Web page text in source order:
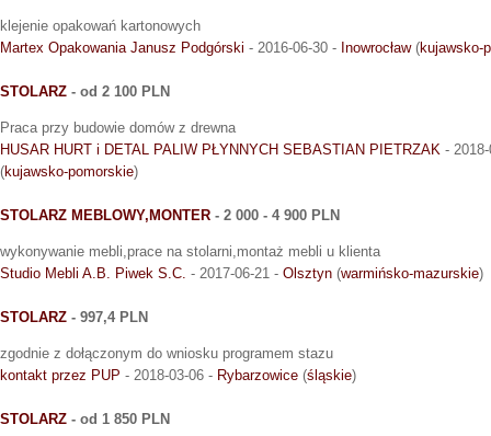
klejenie opakowań kartonowych
Martex Opakowania Janusz Podgórski - 2016-06-30 - Inowrocław(kujawsko-
STOLARZ - od 2 100 PLN
Praca przy budowie domów z drewna
HUSAR HURT i DETAL PALIW PŁYNNYCH SEBASTIAN PIETRZAK -
(kujawsko-pomorskie)
STOLARZ MEBLOWY,MONTER - 2 000 - 4 900 PLN
wykonywanie mebli,prace na stolarni,montaż mebli u klienta
Studio Mebli A.B. Piwek S.C. - 2017-06-21 - Olsztyn (warmińsko-mazurskie)
STOLARZ - 997,4 PLN
zgodnie z dołączonym do wniosku programem stazu
kontakt przez PUP - 2018-03-06 - Rybarzowice (śląskie)
STOLARZ - od 1 850 PLN